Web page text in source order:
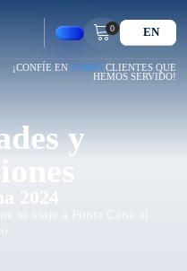
0 EN
¡CONFÍE EN 250683 CLIENTES QUE
HEMOS SERVIDO!
y
2024